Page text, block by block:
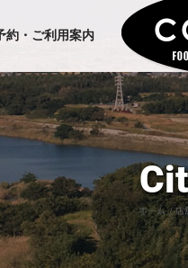
約・ご利用案内
ホーム 店